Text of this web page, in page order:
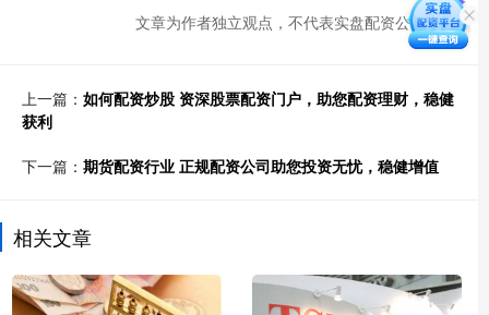
文章为作者独立观点，不代表实盘配资公司观点
上一篇： 如何配资炒股 资深股票配资门户，助您配资理财，稳健
获利
下一篇： 期货配资行业 正规配资公司助您投资无忧，稳健增值
相关文章